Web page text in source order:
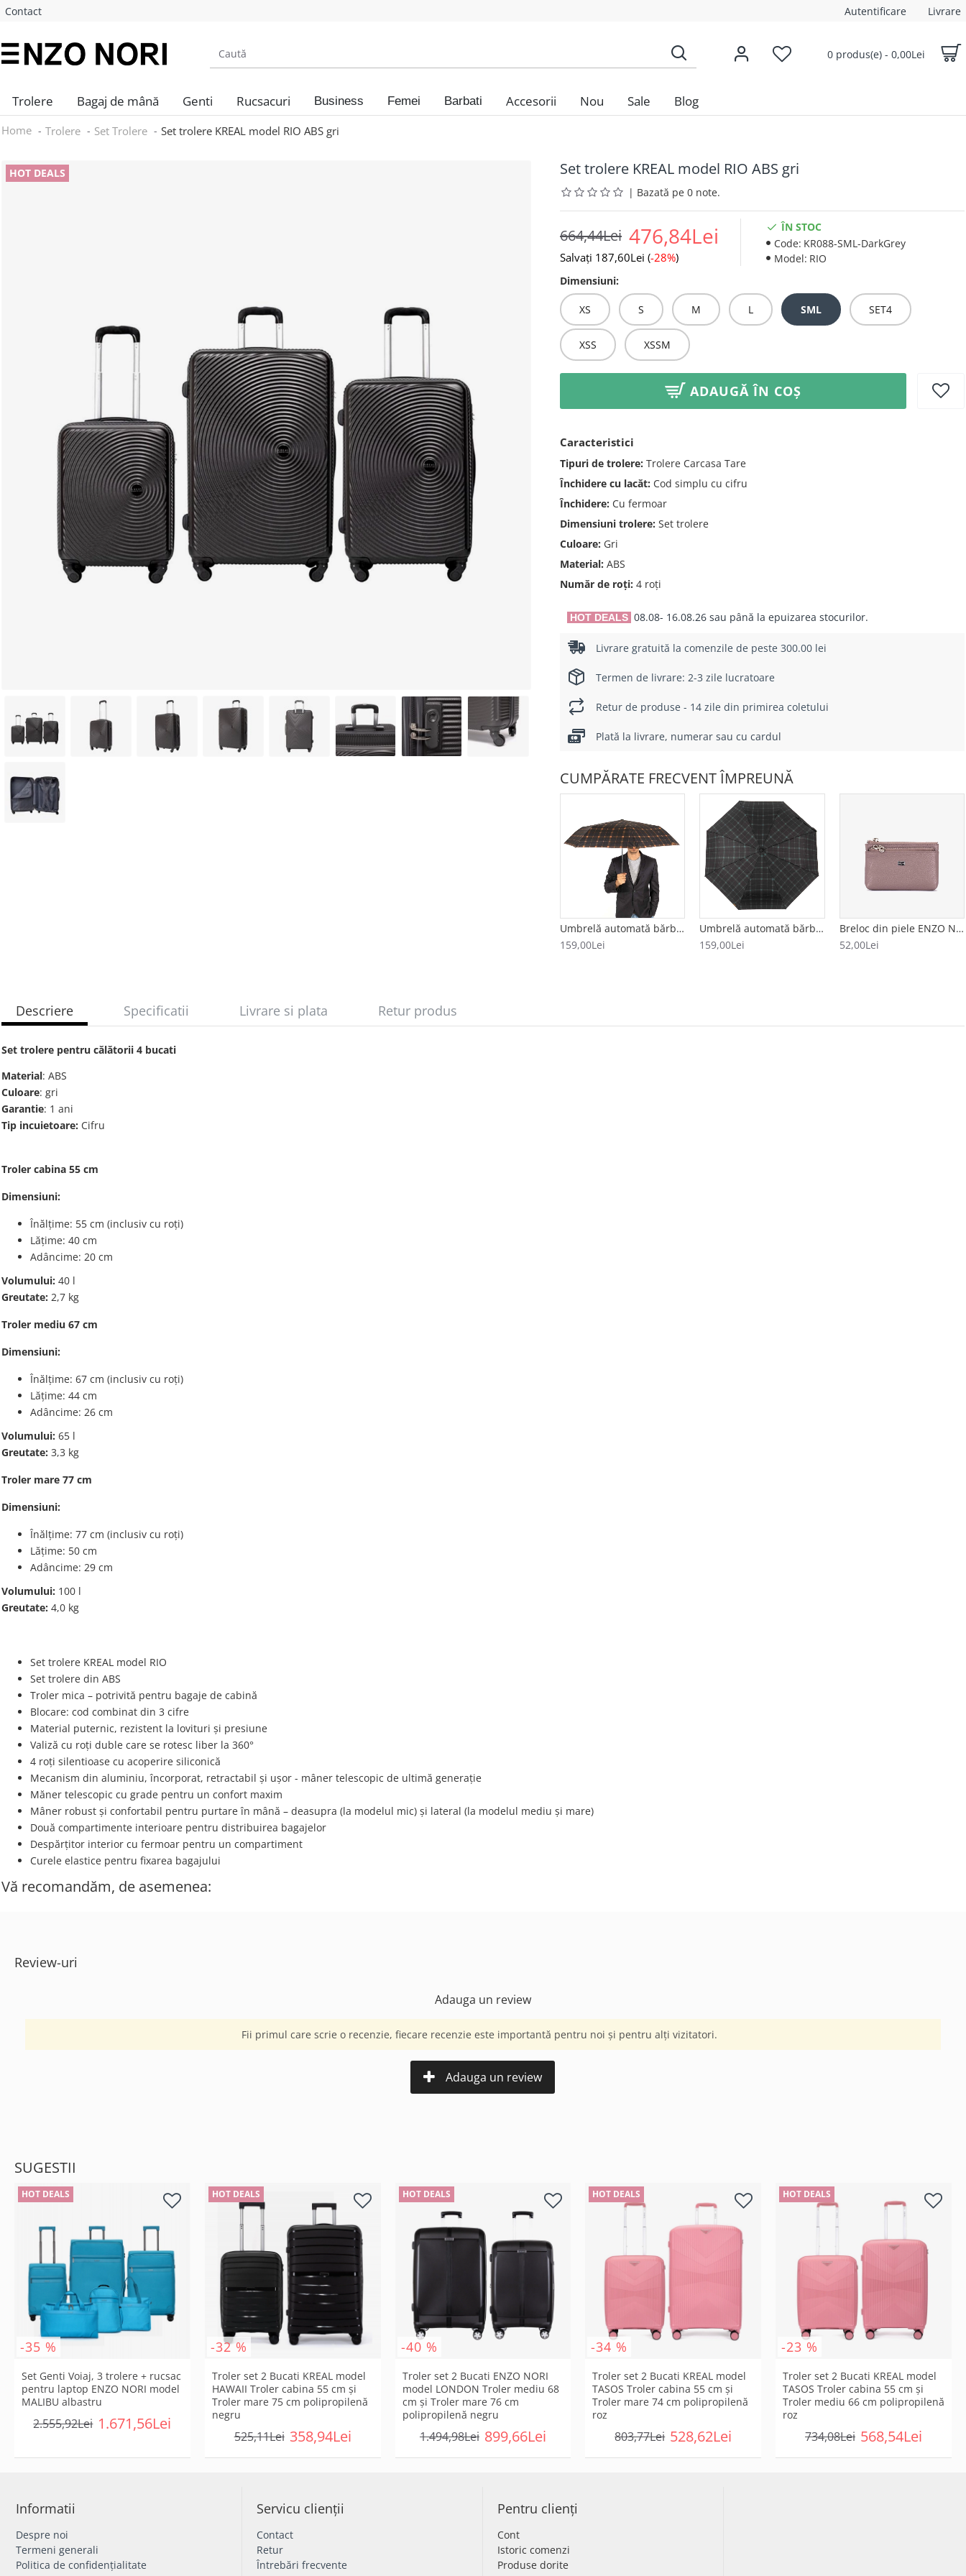
Contact Autentificare Livrare
0 produs(e) - 0,00Lei
Trolere Bagaj de mână Genti Rucsacuri Business Femei Barbati Accesorii Nou Sale Blog
Home Trolere Set Trolere Set trolere KREAL model RIO ABS gri
HOT DEALS Set trolere KREAL model RIO ABS gri
| Bazată pe 0 note.
476,84Lei
664,44Lei
Salvați 187,60Lei (-28%)
ÎN STOC
Code: KR088-SML-DarkGrey
Model: RIO
Dimensiuni:
XS S M L SML SET4
XSS XSSM
ADAUGĂ ÎN COȘ
Caracteristici
Tipuri de trolere: Trolere Carcasa Tare
Închidere cu lacăt: Cod simplu cu cifru
Închidere: Cu fermoar
Dimensiuni trolere: Set trolere
Culoare: Gri
Material: ABS
Număr de roți: 4 roți
Livrare gratuită la comenzile de peste 300.00 lei
Termen de livrare: 2-3 zile lucratoare
Retur de produse - 14 zile din primirea coletului
Plată la livrare, numerar sau cu cardul
CUMPĂRATE FRECVENT ÎMPREUNĂ
Umbrelă automată bărbați model CUADRADO negru-portocăliu
159,00Lei
Umbrelă automată bărbați model CUADRADO negru-verde
159,00Lei
Breloc din piele ENZO NORI model FILL bej
52,00Lei
HOT DEALS 08.08- 16.08.26 sau până la epuizarea stocurilor.
Descriere Specificatii Livrare si plata Retur produs
Set trolere pentru călătorii 4 bucati
Material: ABS
Culoare: gri
Garantie: 1 ani
Tip incuietoare: Cifru
Troler cabina 55 cm
Dimensiuni:
Înălțime: 55 cm (inclusiv cu roți)
Lățime: 40 cm
Adâncime: 20 cm
Volumului: 40 l
Greutate: 2,7 kg
Troler mediu 67 cm
Dimensiuni:
Înălțime: 67 cm (inclusiv cu roți)
Lățime: 44 cm
Adâncime: 26 cm
Volumului: 65 l
Greutate: 3,3 kg
Troler mare 77 cm
Dimensiuni:
Înălțime: 77 cm (inclusiv cu roți)
Lățime: 50 cm
Adâncime: 29 cm
Volumului: 100 l
Greutate: 4,0 kg
Set trolere KREAL model RIO
Set trolere din ABS
Troler mica – potrivită pentru bagaje de cabină
Blocare: cod combinat din 3 cifre
Material puternic, rezistent la lovituri și presiune
Valiză cu roți duble care se rotesc liber la 360°
4 roți silentioase cu acoperire siliconică
Mecanism din aluminiu, încorporat, retractabil și ușor - mâner telescopic de ultimă generație
Măner telescopic cu grade pentru un confort maxim
Mâner robust și confortabil pentru purtare în mână – deasupra (la modelul mic) și lateral (la modelul mediu și mare)
Două compartimente interioare pentru distribuirea bagajelor
Despărțitor interior cu fermoar pentru un compartiment
Curele elastice pentru fixarea bagajului
Vă recomandăm, de asemenea:
Review-uri
Adauga un review
Fii primul care scrie o recenzie, fiecare recenzie este importantă pentru noi și pentru alți vizitatori.
Adauga un review
SUGESTII
HOT DEALS
-35 %
Set Genti Voiaj, 3 trolere + rucsac
pentru laptop ENZO NORI model
MALIBU albastru
1.671,56Lei
2.555,92Lei
HOT DEALS
-32 %
Troler set 2 Bucati KREAL model
HAWAII Troler cabina 55 cm şi
Troler mare 75 cm polipropilenă
negru
358,94Lei
525,11Lei
HOT DEALS
-40 %
Troler set 2 Bucati ENZO NORI
model LONDON Troler mediu 68
cm şi Troler mare 76 cm
polipropilenă negru
899,66Lei
1.494,98Lei
HOT DEALS
-34 %
Troler set 2 Bucati KREAL model
TASOS Troler cabina 55 cm şi
Troler mare 74 cm polipropilenă
roz
528,62Lei
803,77Lei
HOT DEALS
-23 %
Troler set 2 Bucati KREAL model
TASOS Troler cabina 55 cm şi
Troler mediu 66 cm polipropilenă
roz
568,54Lei
734,08Lei
Informatii
Despre noi
Termeni generali
Politica de confidențialitate
Servicu clienții
Contact
Retur
Întrebări frecvente
Pentru clienți
Cont
Istoric comenzi
Produse dorite